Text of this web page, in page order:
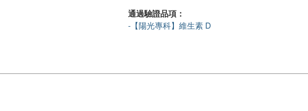
通過驗證品項：
-【陽光專科】維生素 D